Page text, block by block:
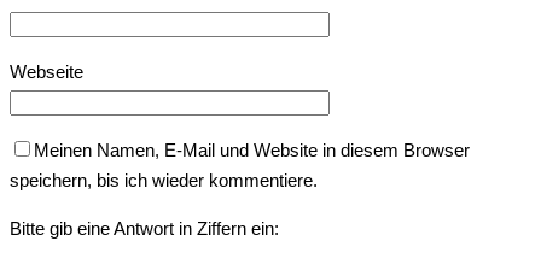
Webseite
Meinen Namen, E-Mail und Website in diesem Browser
speichern, bis ich wieder kommentiere.
Bitte gib eine Antwort in Ziffern ein: